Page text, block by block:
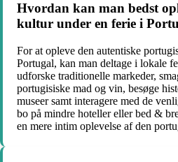
Hvordan kan man bedst
kultur under en ferie i
For at opleve den autentiske
Portugal, kan man deltage i lokale
udforske traditionelle markeder,
portugisiske mad og vin, besøge
museer samt interagere med de
bo på mindre hoteller eller bed &
en mere intim oplevelse af den